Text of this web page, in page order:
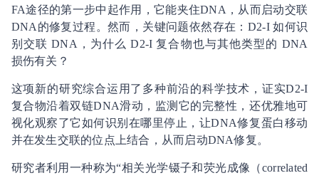
FA途径的第一步中起作用，它能夹住DNA，从而启动交联
DNA的修复过程。然而，关键问题依然存在：D2-I 如何识
别交联 DNA，为什么 D2-I 复合物也与其他类型的 DNA
损伤有关？
这项新的研究综合运用了多种前沿的科学技术，证实D2-I
复合物沿着双链DNA滑动，监测它的完整性，还优雅地可
视化观察了它如何识别在哪里停止，让DNA修复蛋白移动
并在发生交联的位点上结合，从而启动DNA修复。
研究者利用一种称为“相关光学镊子和荧光成像（correlated